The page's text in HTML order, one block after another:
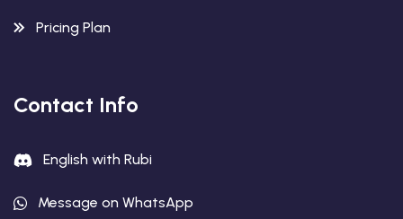
Pricing Plan
Contact Info
English with Rubi
Message on WhatsApp